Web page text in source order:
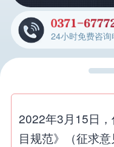
24小时免费咨询
2022年3月15日
目规范》（征求